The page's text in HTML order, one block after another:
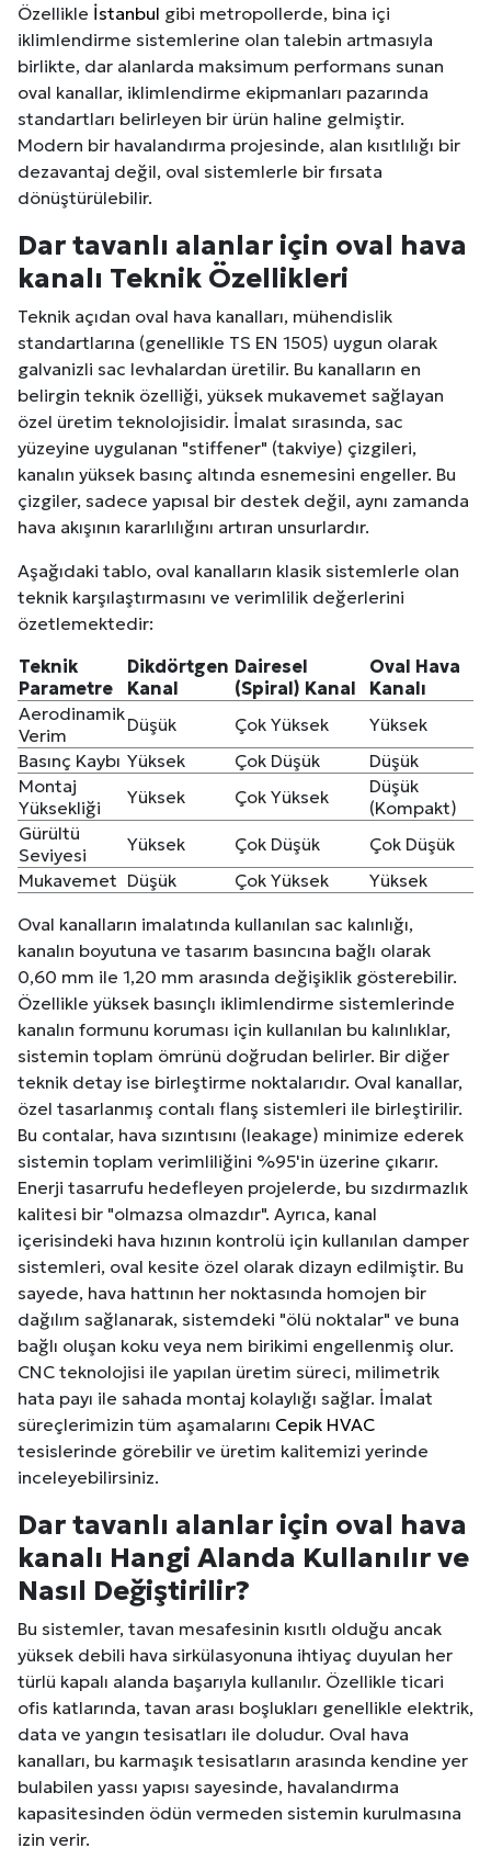
Özellikle İstanbul gibi metropollerde, bina içi
iklimlendirme sistemlerine olan talebin artmasıyla
birlikte, dar alanlarda maksimum performans sunan
oval kanallar, iklimlendirme ekipmanları pazarında
standartları belirleyen bir ürün haline gelmiştir.
Modern bir havalandırma projesinde, alan kısıtlılığı bir
dezavantaj değil, oval sistemlerle bir fırsata
dönüştürülebilir.
Dar tavanlı alanlar için oval hava
kanalı Teknik Özellikleri
Teknik açıdan oval hava kanalları, mühendislik
standartlarına (genellikle TS EN 1505) uygun olarak
galvanizli sac levhalardan üretilir. Bu kanalların en
belirgin teknik özelliği, yüksek mukavemet sağlayan
özel üretim teknolojisidir. İmalat sırasında, sac
yüzeyine uygulanan "stiffener" (takviye) çizgileri,
kanalın yüksek basınç altında esnemesini engeller. Bu
çizgiler, sadece yapısal bir destek değil, aynı zamanda
hava akışının kararlılığını artıran unsurlardır.
Aşağıdaki tablo, oval kanalların klasik sistemlerle olan
teknik karşılaştırmasını ve verimlilik değerlerini
özetlemektedir:
Teknik
Parametre
Dikdörtgen
Kanal
Dairesel
(Spiral) Kanal
Oval Hava
Kanalı
Aerodinamik
Verim
Düşük Çok Yüksek
Yüksek
Basınç Kaybı Yüksek Çok Düşük
Düşük
Montaj
Yüksekliği
Yüksek Çok Yüksek
Düşük
(Kompakt)
Gürültü
Seviyesi
Yüksek Çok Düşük
Çok Düşük
Mukavemet Düşük Çok Yüksek
Yüksek
Oval kanalların imalatında kullanılan sac kalınlığı,
kanalın boyutuna ve tasarım basıncına bağlı olarak
0,60 mm ile 1,20 mm arasında değişiklik gösterebilir.
Özellikle yüksek basınçlı iklimlendirme sistemlerinde
kanalın formunu koruması için kullanılan bu kalınlıklar,
sistemin toplam ömrünü doğrudan belirler. Bir diğer
teknik detay ise birleştirme noktalarıdır. Oval kanallar,
özel tasarlanmış contalı flanş sistemleri ile birleştirilir.
Bu contalar, hava sızıntısını (leakage) minimize ederek
sistemin toplam verimliliğini %95'in üzerine çıkarır.
Enerji tasarrufu hedefleyen projelerde, bu sızdırmazlık
kalitesi bir "olmazsa olmazdır". Ayrıca, kanal
içerisindeki hava hızının kontrolü için kullanılan damper
sistemleri, oval kesite özel olarak dizayn edilmiştir. Bu
sayede, hava hattının her noktasında homojen bir
dağılım sağlanarak, sistemdeki "ölü noktalar" ve buna
bağlı oluşan koku veya nem birikimi engellenmiş olur.
CNC teknolojisi ile yapılan üretim süreci, milimetrik
hata payı ile sahada montaj kolaylığı sağlar. İmalat
süreçlerimizin tüm aşamalarını Cepik HVAC
tesislerinde görebilir ve üretim kalitemizi yerinde
inceleyebilirsiniz.
Dar tavanlı alanlar için oval hava
kanalı Hangi Alanda Kullanılır ve
Nasıl Değiştirilir?
Bu sistemler, tavan mesafesinin kısıtlı olduğu ancak
yüksek debili hava sirkülasyonuna ihtiyaç duyulan her
türlü kapalı alanda başarıyla kullanılır. Özellikle ticari
ofis katlarında, tavan arası boşlukları genellikle elektrik,
data ve yangın tesisatları ile doludur. Oval hava
kanalları, bu karmaşık tesisatların arasında kendine yer
bulabilen yassı yapısı sayesinde, havalandırma
kapasitesinden ödün vermeden sistemin kurulmasına
izin verir.